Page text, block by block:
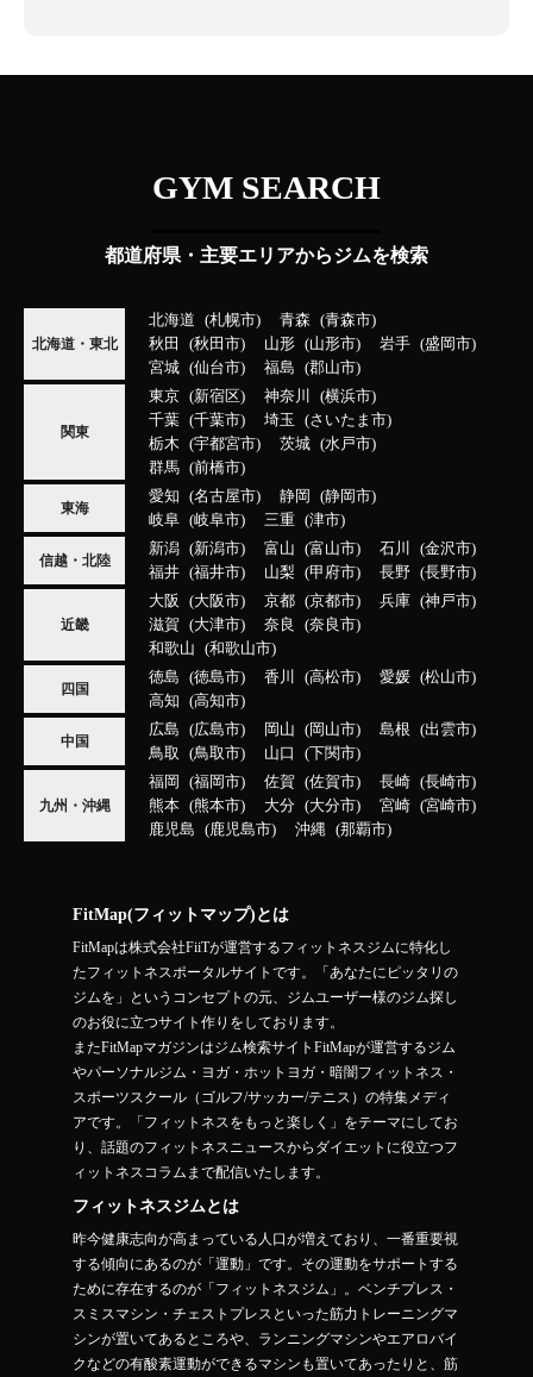
GYM SEARCH
都道府県・主要エリアからジムを検索
北海道・東北
北海道 札幌市 青森
青森市
秋田
秋田市 山形 山形市 岩手
盛岡市
宮城
仙台市 福島 郡山市
関東
東京 新宿区 神奈川
横浜市
千葉
千葉市 埼玉
さいたま市
栃木
宇都宮市 茨城
水戸市
群馬
前橋市
東海
愛知 名古屋市 静岡
静岡市
岐阜
岐阜市 三重 津市
信越・北陸
新潟 新潟市 富山 富山市 石川
金沢市
福井
福井市 山梨 甲府市 長野 長野市
近畿
大阪 大阪市 京都 京都市 兵庫
神戸市
滋賀
大津市 奈良
奈良市
和歌山
和歌山市
四国
徳島 徳島市 香川 高松市 愛媛
松山市
高知
高知市
中国
広島 広島市 岡山 岡山市 島根
出雲市
鳥取
鳥取市 山口 下関市
九州・沖縄
福岡 福岡市 佐賀 佐賀市 長崎
長崎市
熊本
熊本市 大分 大分市 宮崎
宮崎市
鹿児島
鹿児島市 沖縄 那覇市
FitMap(フィットマップ)とは
FitMapは株式会社FiiTが運営するフィットネスジムに特化し
たフィットネスポータルサイトです。「あなたにピッタリの
ジムを」というコンセプトの元、ジムユーザー様のジム探し
のお役に立つサイト作りをしております。
またFitMapマガジンはジム検索サイトFitMapが運営するジム
やパーソナルジム・ヨガ・ホットヨガ・暗闇フィットネス・
スポーツスクール（ゴルフ/サッカー/テニス）の特集メディ
アです。「フィットネスをもっと楽しく」をテーマにしてお
り、話題のフィットネスニュースからダイエットに役立つフ
ィットネスコラムまで配信いたします。
フィットネスジムとは
昨今健康志向が高まっている人口が増えており、一番重要視
する傾向にあるのが「運動」です。その運動をサポートする
ために存在するのが「フィットネスジム」。ベンチプレス・
スミスマシン・チェストプレスといった筋力トレーニングマ
シンが置いてあるところや、ランニングマシンやエアロバイ
クなどの有酸素運動ができるマシンも置いてあったりと、筋